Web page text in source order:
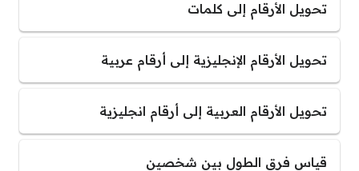
تحويل الأرقام إلى كلمات
تحويل الأرقام الإنجليزية إلى أرقام عربية
تحويل الأرقام العربية إلى أرقام انجليزية
قياس فرق الطول بين شخصين